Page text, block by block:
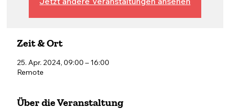
Zeit & Ort
25. Apr. 2024, 09:00 – 16:00
Remote
Über die Veranstaltung